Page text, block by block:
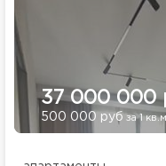
37 000 000
500 000 руб за 1